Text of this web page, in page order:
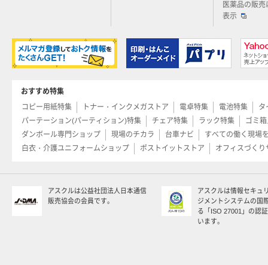
医薬品の販売
表示
おすすめ特集
コピー用紙特集
トナー・インクメガストア 電卓特集 電池特集
タ
パーテーション(パーティション)特集
チェア特集 ラック特集
ゴミ
ダンボール専門ショップ
現場のチカラ 台車ナビ
すべての働く現場
白衣・介護ユニフォームショップ
ポストイットストア オフィスづくり
アスクルは公益社団法人日本通信
販売協会の会員です。
アスクルは情報セキュ
ジメントシステムの国
る「ISO 27001」の認
います。